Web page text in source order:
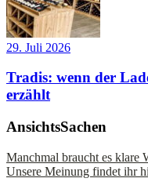
29. Juli 2026
Tradis: wenn der
erzählt
AnsichtsSachen
Manchmal braucht es klare
Unsere Meinung findet ihr